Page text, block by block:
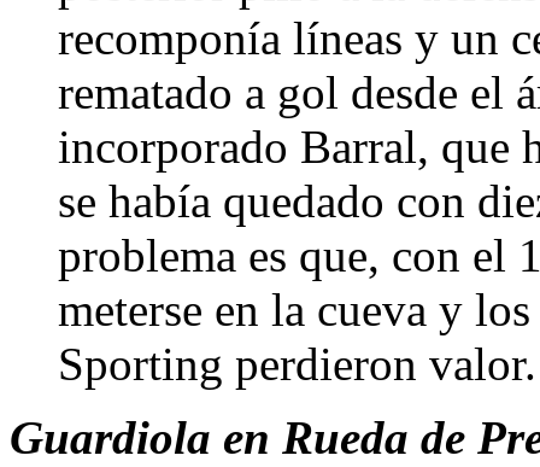
recomponía líneas y un
rematado a gol desde el
incorporado Barral, que
se había quedado con
problema es que, con el
meterse en la cueva y
Sporting perdieron
Guardiola en Rueda de